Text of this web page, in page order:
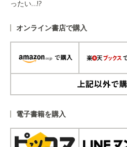
ったい…!?
オンライン書店で購入
電子書籍を購入